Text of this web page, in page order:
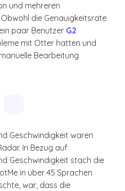
und mehreren
die Genauigkeitsrate
paar Benutzer G2
mit Otter hatten und
Bearbeitung
Geschwindigkeit waren
In Bezug auf
Geschwindigkeit stach die
in über 45 Sprachen
war, dass die